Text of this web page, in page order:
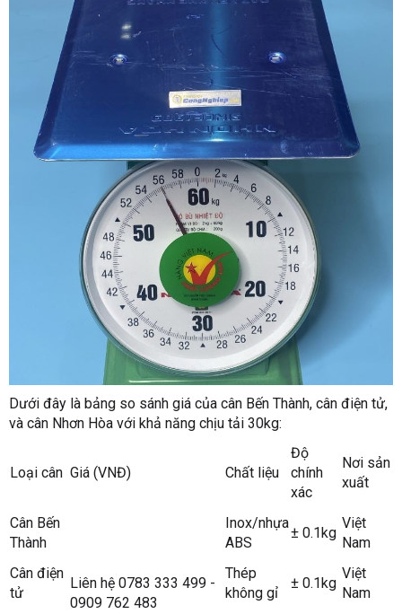
Dưới đây là bảng so sánh giá của cân Bến Thành, cân điện tử,
và cân Nhơn Hòa với khả năng chịu tải 30kg:
Loại cân Giá (VNĐ) Chất liệu
Độ
chính
xác
Nơi sản
xuất
Cân Bến
Thành
Liên hệ 0783 333 499 -
0909 762 483
Inox/nhựa
ABS
± 0.1kg
Việt
Nam
Cân điện
tử
Thép
không gỉ
± 0.1kg
Việt
Nam